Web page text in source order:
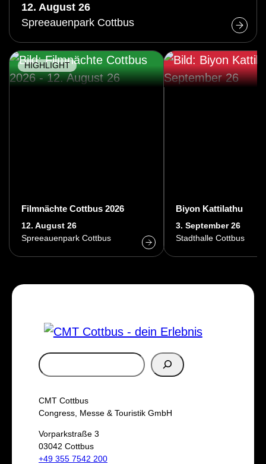
12. August 26
Spreeauenpark Cottbus
HIGHLIGHT
Filmnächte Cottbus 2026
12. August 26
Spreeauenpark Cottbus
Biyon Kattilathu
3. September 26
Stadthalle Cottbus
S
u
c
h
e
n
CMT Cottbus
Congress, Messe & Touristik GmbH
Vorparkstraße 3
03042 Cottbus
+49 355 7542 200